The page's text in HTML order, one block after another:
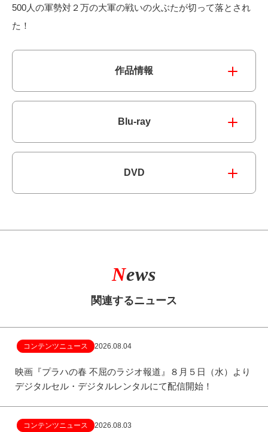
500人の軍勢対２万の大軍の戦いの火ぶたが切って落とされ
た！
作品情報
Blu-ray
DVD
News
関連するニュース
コンテンツニュース 2026.08.04
映画『プラハの春 不屈のラジオ報道』８月５日（水）より
デジタルセル・デジタルレンタルにて配信開始！
コンテンツニュース 2026.08.03